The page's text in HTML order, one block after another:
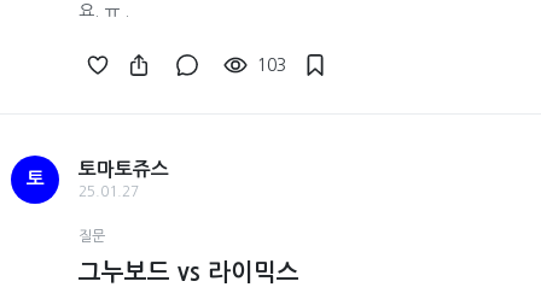
요. ㅠ .
103
토
토마토쥬스
25.01.27
질문
그누보드 vs 라이믹스